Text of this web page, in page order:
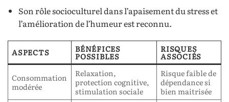
Son rôle socioculturel dans l’apaisement du stress et
l’amélioration de l’humeur est reconnu.
ASPECTS BÉNÉFICES
POSSIBLES
RISQUES
ASSOCIÉS
Consommation
modérée
Relaxation,
protection cognitive,
stimulation sociale
Risque faible de
dépendance si
bien maitrisée